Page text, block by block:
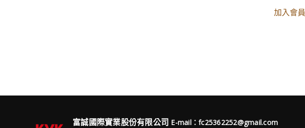
加入會員
富誠國際實業股份有限公司 E-mail：fc25362252@gmail.com